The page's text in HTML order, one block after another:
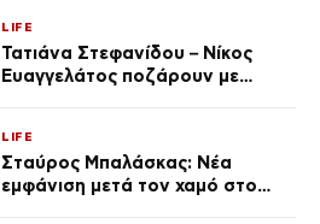
LIFE
Τατιάνα Στεφανίδου – Νίκος
Ευαγγελάτος ποζάρουν με
LIFE
Σταύρος Μπαλάσκας: Νέα
εμφάνιση μετά τον χαμό στο